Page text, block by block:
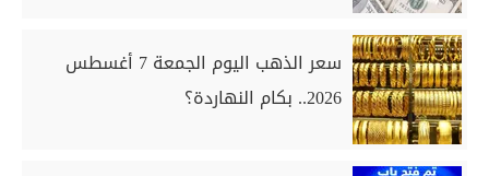
سعر الذهب اليوم الجمعة 7 أغسطس
2026.. بكام النهاردة؟